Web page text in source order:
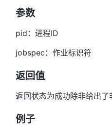
参数
pid：进程ID
jobspec：作业标识符
返回值
返回状态为成功除非给出了
例子